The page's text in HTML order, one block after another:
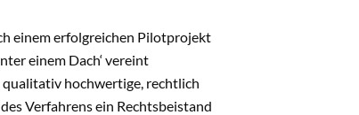
einem erfolgreichen Pilotprojekt
einem Dach‘ vereint
qualitativ hochwertige, rechtlich
Verfahrens ein Rechtsbeistand